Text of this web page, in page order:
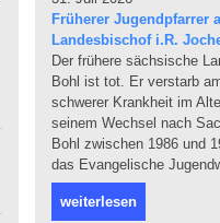
Früherer Jugendpfarrer
Landesbischof i.R.
Der frühere sächsische
Bohl ist tot. Er verstarb
schwerer Krankheit im
seinem Wechsel nach
Bohl zwischen 1986 und
das Evangelische
weiterlesen